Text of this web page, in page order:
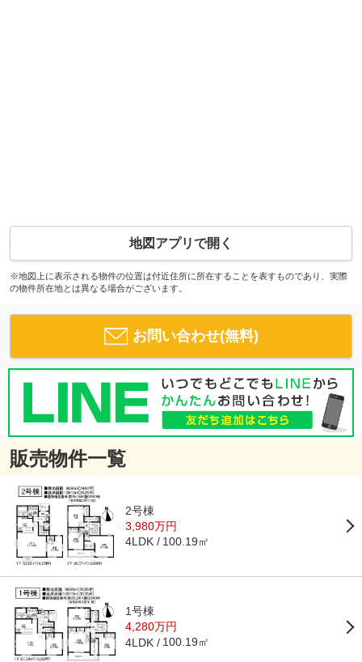
地図アプリで開く
※地図上に表示される物件の位置は付近住所に所在することを表すものであり、実際
の物件所在地とは異なる場合がございます。
お問い合わせ(無料)
販売物件一覧
2号棟
3,980万円
4LDK 100.19㎡
1号棟
4,280万円
4LDK 100.19㎡